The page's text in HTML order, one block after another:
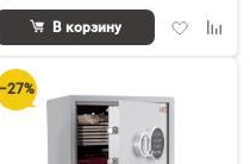
Добавить
В корзину
−27%